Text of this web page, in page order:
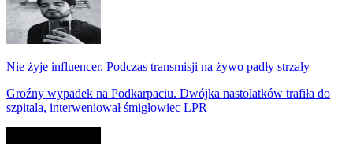
Nie żyje influencer. Podczas transmisji na żywo padły strzały
Groźny wypadek na Podkarpaciu. Dwójka nastolatków trafiła do
szpitala, interweniował śmigłowiec LPR